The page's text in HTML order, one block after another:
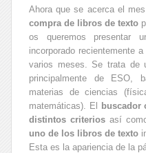
Ahora que se acerca el
compra de libros de texto
os queremos presentar
incorporado recientemente
varios meses. Se trata de
principalmente de ESO,
materias de ciencias
matemáticas). El
buscador
distintos criteriosasí
uno de los libros de texto
Esta es la apariencia de la